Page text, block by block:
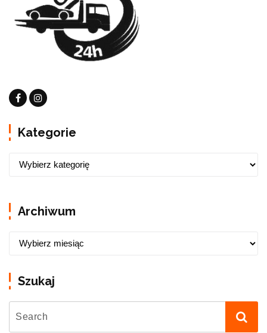
Kategorie
Archiwum
Szukaj